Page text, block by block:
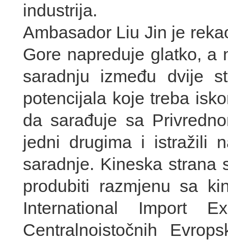
industrija.
Ambasador Liu Jin je
Gore napreduje glatko, a
saradnju između dvije
potencijala koje treba
da sarađuje sa
jedni drugima i istražili
saradnje. Kineska strana
produbiti razmjenu sa
International Import
Centralnoistočnih